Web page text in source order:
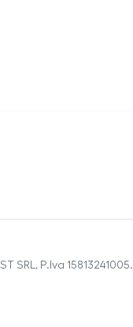
P.Iva 15813241005.